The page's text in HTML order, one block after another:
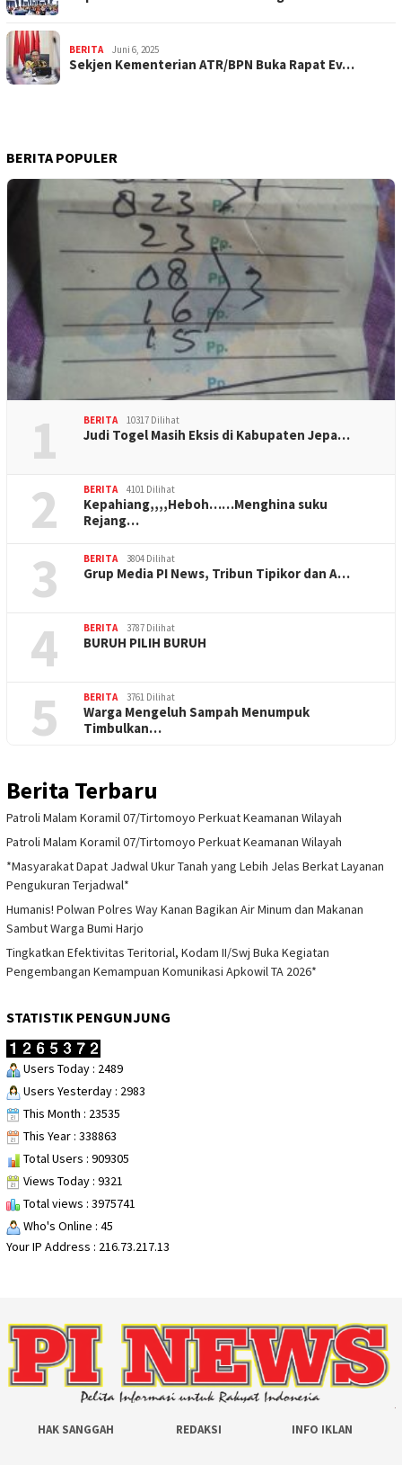
BERITA Juni 6, 2025
Sekjen Kementerian ATR/BPN Buka Rapat Ev…
BERITA POPULER
1 BERITA 10317 Dilihat
Judi Togel Masih Eksis di Kabupaten Jepa…
2 BERITA 4101 Dilihat
Kepahiang,,,,Heboh……Menghina suku
Rejang…
3 BERITA 3804 Dilihat
Grup Media PI News, Tribun Tipikor dan A…
4 BERITA 3787 Dilihat
BURUH PILIH BURUH
5 BERITA 3761 Dilihat
Warga Mengeluh Sampah Menumpuk
Timbulkan…
Berita Terbaru
Patroli Malam Koramil 07/Tirtomoyo Perkuat Keamanan Wilayah
Patroli Malam Koramil 07/Tirtomoyo Perkuat Keamanan Wilayah
*Masyarakat Dapat Jadwal Ukur Tanah yang Lebih Jelas Berkat Layanan
Pengukuran Terjadwal*
Humanis! Polwan Polres Way Kanan Bagikan Air Minum dan Makanan
Sambut Warga Bumi Harjo
Tingkatkan Efektivitas Teritorial, Kodam II/Swj Buka Kegiatan
Pengembangan Kemampuan Komunikasi Apkowil TA 2026*
STATISTIK PENGUNJUNG
Users Today : 2489
Users Yesterday : 2983
This Month : 23535
This Year : 338863
Total Users : 909305
Views Today : 9321
Total views : 3975741
Who's Online : 45
Your IP Address : 216.73.217.13
HAK SANGGAH REDAKSI INFO IKLAN